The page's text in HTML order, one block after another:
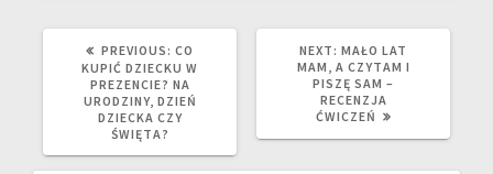
PREVIOUS: PREVIOUS
POST:
CO
KUPIĆ DZIECKU W
PREZENCIE? NA
URODZINY, DZIEŃ
DZIECKA CZY
ŚWIĘTA?
NEXT: NEXT
POST:
MAŁO LAT
MAM, A CZYTAM I
PISZĘ SAM –
RECENZJA
ĆWICZEŃ